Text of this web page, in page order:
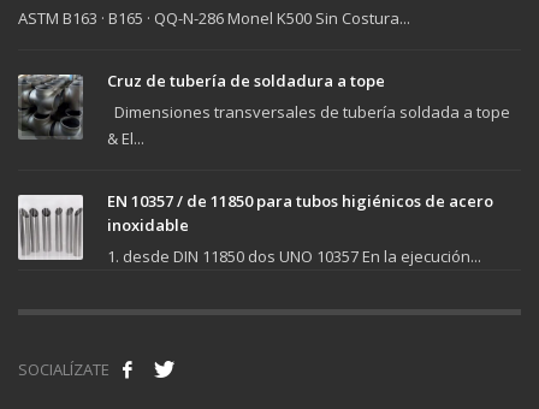
ASTM B163 · B165 · QQ-N-286 Monel K500 Sin Costura...
Cruz de tubería de soldadura a tope
Dimensiones transversales de tubería soldada a tope
& El...
EN 10357 / de 11850 para tubos higiénicos de acero
inoxidable
1. desde DIN 11850 dos UNO 10357 En la ejecución...
SOCIALÍZATE